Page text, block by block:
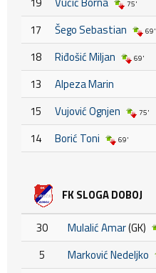
75'
17 Šego Sebastian 69'
18 Riđošić Miljan 69'
13
Alpeza Marin
15
Vujović Ognjen 75'
14 Borić Toni 69'
FK SLOGA DOBOJ
30 Mulalić Amar(GK)
5 Marković Nedeljko